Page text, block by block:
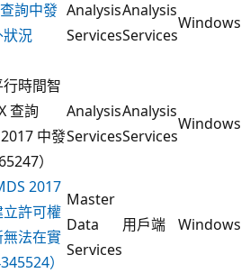
詢中發
狀況
Analysis
Services
Analysis
Services
Windows
時間智
查詢
中發
）
Analysis
Services
Analysis
Services
Windows
2017
許可權
法在實
）
Master
Data
Services
用戶端 Windows